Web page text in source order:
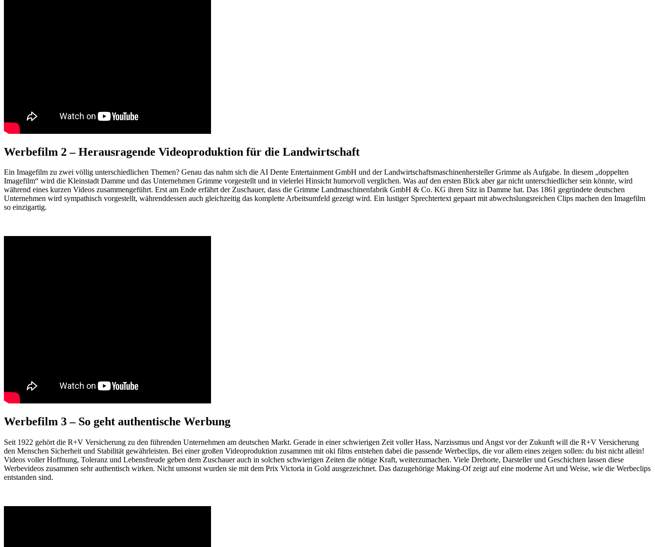
Werbefilm 2 – Herausragende Videoproduktion für die Landwirtschaft
Ein Imagefilm zu zwei völlig unterschiedlichen Themen? Genau das nahm sich die AI Dente Entertainment GmbH und der Landwirtschaftsmaschinenhersteller Grimme als Aufgabe. In diesem „doppelten
Imagefilm“ wird die Kleinstadt Damme und das Unternehmen Grimme vorgestellt und in vielerlei Hinsicht humorvoll verglichen. Was auf den ersten Blick aber gar nicht unterschiedlicher sein könnte, wird
während eines kurzen Videos zusammengeführt. Erst am Ende erfährt der Zuschauer, dass die Grimme Landmaschinenfabrik GmbH & Co. KG ihren Sitz in Damme hat. Das 1861 gegründete deutschen
Unternehmen wird sympathisch vorgestellt, währenddessen auch gleichzeitig das komplette Arbeitsumfeld gezeigt wird. Ein lustiger Sprechtertext gepaart mit abwechslungsreichen Clips machen den Imagefilm
so einzigartig.
Werbefilm 3 – So geht authentische Werbung
Seit 1922 gehört die R+V Versicherung zu den führenden Unternehmen am deutschen Markt. Gerade in einer schwierigen Zeit voller Hass, Narzissmus und Angst vor der Zukunft will die R+V Versicherung
den Menschen Sicherheit und Stabilität gewährleisten. Bei einer großen Videoproduktion zusammen mit oki films entstehen dabei die passende Werbeclips, die vor allem eines zeigen sollen: du bist nicht allein!
Videos voller Hoffnung, Toleranz und Lebensfreude geben dem Zuschauer auch in solchen schwierigen Zeiten die nötige Kraft, weiterzumachen. Viele Drehorte, Darsteller und Geschichten lassen diese
Werbevideos zusammen sehr authentisch wirken. Nicht umsonst wurden sie mit dem Prix Victoria in Gold ausgezeichnet. Das dazugehörige Making-Of zeigt auf eine moderne Art und Weise, wie die Werbeclips
entstanden sind.